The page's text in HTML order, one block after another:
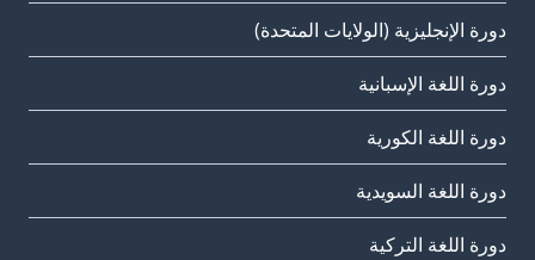
دورة الإنجليزية (الولايات المتحدة)
دورة اللغة الإسبانية
دورة اللغة الكورية
دورة اللغة السويدية
دورة اللغة التركية